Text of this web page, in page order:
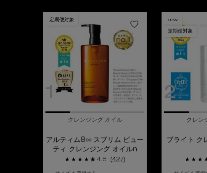
1
定期便対象
クレンジング オイル
アルティム8∞ スブリム ビュー
ティ クレンジング オイルn
4.8 (427)
2
new
定期便対象
クレン
ブライト ク